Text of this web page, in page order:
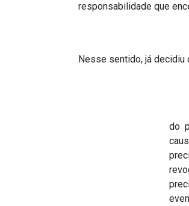
responsabilidade que
Nesse sentido, já decidiu
“
do